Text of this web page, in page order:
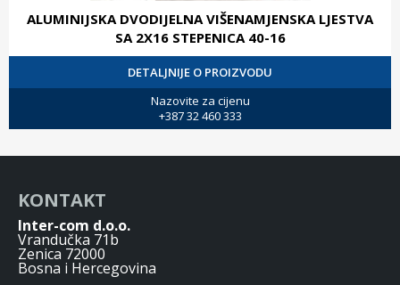
ALUMINIJSKA DVODIJELNA VIŠENAMJENSKA LJESTVA
SA 2X16 STEPENICA 40-16
DETALJNIJE O PROIZVODU
Nazovite za cijenu
+387 32 460 333
KONTAKT
Inter-com d.o.o.
Vrandučka 71b
Zenica 72000
Bosna i Hercegovina